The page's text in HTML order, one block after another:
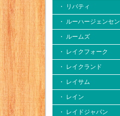
・ リバティ
・ ルーハージェンセン
・ ルームズ
・ レイクフォーク
・ レイクランド
・ レイサム
・ レイン
・ レイドジャパン